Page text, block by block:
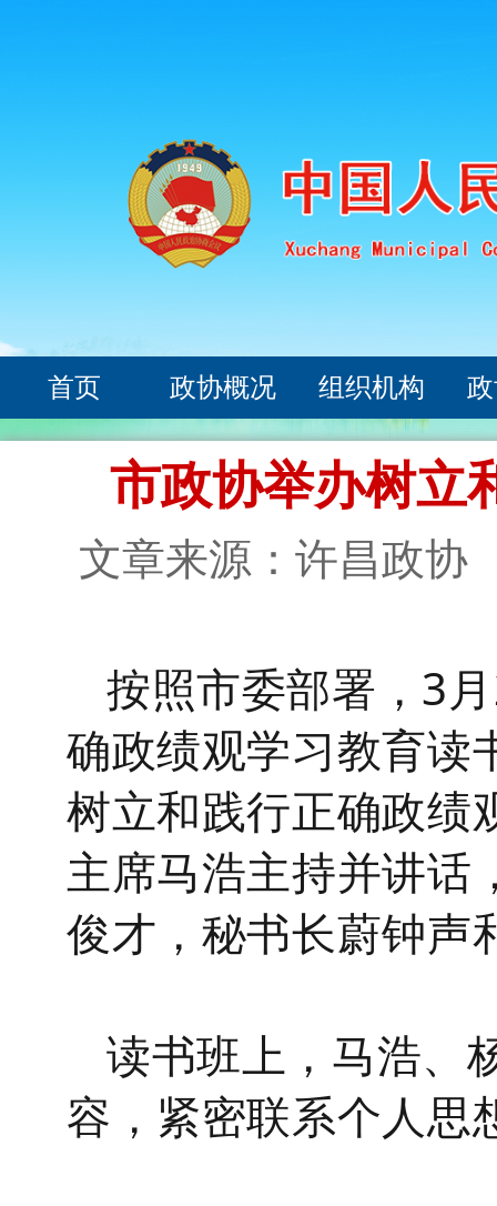
首页 政协概况 组织机构
市政协举办树立
文章来源：许昌政
按照市委部署， 3月
确政绩观学习教育读
树立和践行正确政绩
主席马浩主持并讲话
俊才，秘书长蔚钟声
读书班上，马浩、
容，紧密联系个人思